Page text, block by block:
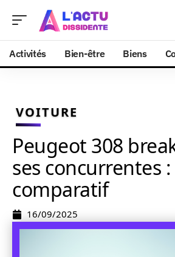
Activités Bien-être Biens
VOITURE
Peugeot 308
ses concurrentes
comparatif
16/09/2025